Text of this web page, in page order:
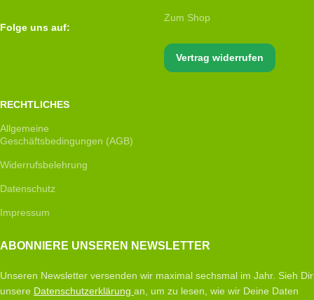
Folge uns auf:
Zum Shop
Vertrag widerrufen
RECHTLICHES
Allgemeine
Geschäftsbedingungen (AGB)
Widerrufsbelehrung
Datenschutz
Impressum
ABONNIERE UNSEREN NEWSLETTER
Unseren Newsletter versenden wir maximal sechsmal im Jahr. Sieh Dir
unsere Datenschutzerklärung an, um zu lesen, wie wir Deine Daten